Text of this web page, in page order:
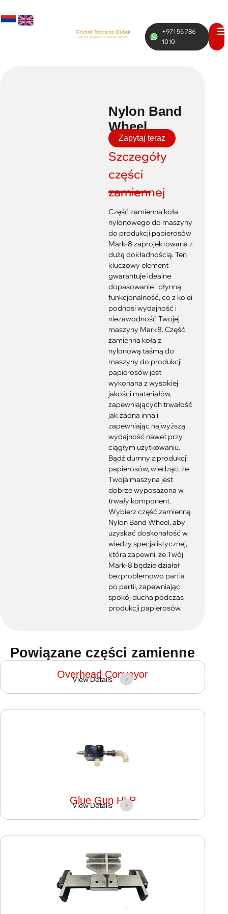
+971 55 786
1010
Nylon Band
Wheel
Zapytaj teraz
Szczegóły
części
zamiennej
Część zamienna koła
nylonowego do maszyny
do produkcji papierosów
Mark-8 zaprojektowana z
dużą dokładnością. Ten
kluczowy element
gwarantuje idealne
dopasowanie i płynną
funkcjonalność, co z kolei
podnosi wydajność i
niezawodność Twojej
maszyny Mark8. Część
zamienna koła z
nylonową taśmą do
maszyny do produkcji
papierosów jest
wykonana z wysokiej
jakości materiałów,
zapewniających trwałość
jak żadna inna i
zapewniając najwyższą
wydajność nawet przy
ciągłym użytkowaniu.
Bądź dumny z produkcji
papierosów, wiedząc, że
Twoja maszyna jest
dobrze wyposażona w
trwały komponent.
Wybierz część zamienną
Nylon Band Wheel, aby
uzyskać doskonałość w
wiedzy specjalistycznej,
która zapewni, że Twój
Mark-8 będzie działał
bezproblemowo partia
po partii, zapewniając
spokój ducha podczas
produkcji papierosów.
Powiązane części zamienne
Overhead Conveyor
View Details
Glue Gun HLP
View Details